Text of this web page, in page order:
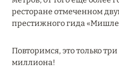
04 апреля 2025
ATLANTIS THE PALM:
Подробнее
ресторане отмеченном
престижного гида
Повторимся, это только
миллиона!